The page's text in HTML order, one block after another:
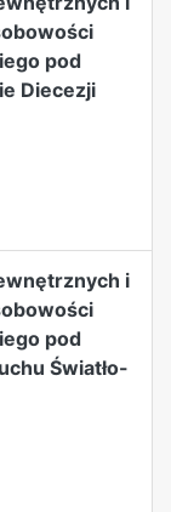
pod
Diecezji
i
pod
Światło-